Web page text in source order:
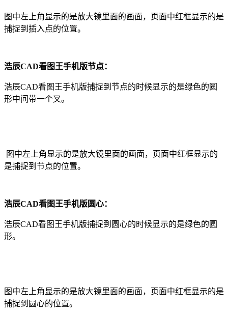
图中左上角显示的是放大镜里面的画面，页面中红框显示的是
捕捉到插入点的位置。
浩辰CAD看图王手机版节点：
浩辰CAD看图王手机版捕捉到节点的时候显示的是绿色的圆
形中间带一个叉。
图中左上角显示的是放大镜里面的画面，页面中红框显示的
是捕捉到节点的位置。
浩辰CAD看图王手机版圆心：
浩辰CAD看图王手机版捕捉到圆心的时候显示的是绿色的圆
形。
图中左上角显示的是放大镜里面的画面，页面中红框显示的是
捕捉到圆心的位置。